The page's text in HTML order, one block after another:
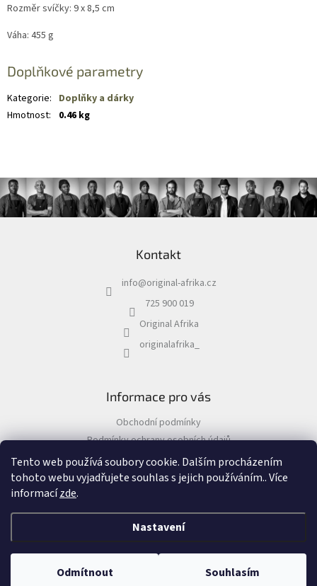
Tento web používá soubory cookie. Dalším procházením
tohoto webu vyjadřujete souhlas s jejich používáním.. Více
informacízde.
Nastavení
Odmítnout Souhlasím
Rozměr svíčky: 9 x 8,5 cm
Váha: 455 g
Doplňkové parametry
Kategorie: Doplňky a dárky
Hmotnost: 0.46 kg
Kontakt
info@original-afrika.cz
725 900 019
Original Afrika
originalafrika_
Informace pro vás
Obchodní podmínky
Podmínky ochrany osobních údajů